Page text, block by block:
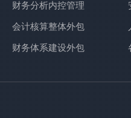
财务分析内控管理
会计核算整体外包
财务体系建设外包